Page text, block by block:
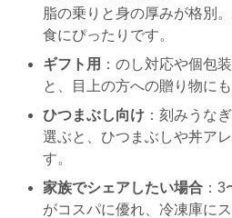
脂の乗りと身の厚みが格別
食にぴったりです。
ギフト用 ：のし対応や個包
と、目上の方への贈り物に
ひつまぶし向け ：刻みうな
選ぶと、ひつまぶしや丼ア
す。
家族でシェアしたい場合 ：
がコスパに優れ、冷凍庫に